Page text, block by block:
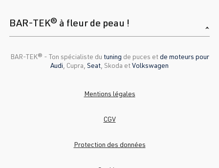
BAR-TEK® à fleur de peau !
BAR-TEK®️ - Ton spécialiste du tuning de puces etde moteurs pour
Audi , Cupra, Seat , Skoda etVolkswagen
Mentions légales
CGV
Protection des données